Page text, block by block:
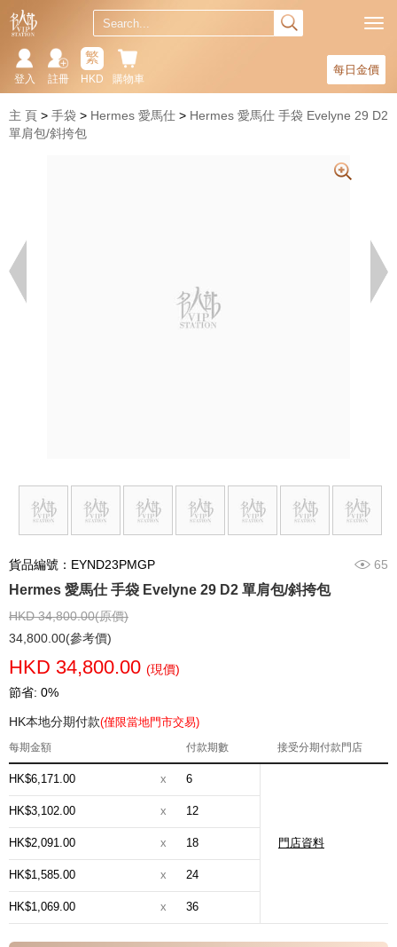
每日金價
購物車
繁
HKD
註冊
登入
主 頁 手袋 Hermes 愛馬仕
Hermes 愛馬仕 手袋 Evelyne 29 D2
單肩包/斜挎包
貨品編號：EYND23PMGP 65
Hermes 愛馬仕 手袋 Evelyne 29 D2 單肩包/斜挎包
HKD 34,800.00(原價)
34,800.00(參考價)
HKD 34,800.00 (現價)
節省: 0%
HK本地分期付款(僅限當地門市交易)
每期金額 付款期數 接受分期付款門店
HK$6,171.00 x 6
門店資料
HK$3,102.00 x 12
HK$2,091.00 x 18
HK$1,585.00 x 24
HK$1,069.00 x 36